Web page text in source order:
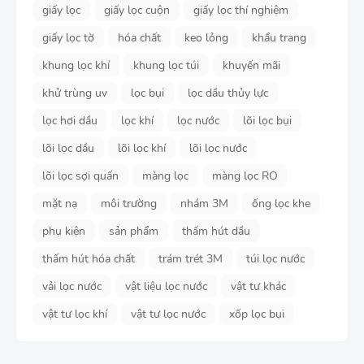
giấy lọc giấy lọc cuộn
giấy lọc thí nghiệm
giấy lọc tờ
hóa chất keo lỏng
khẩu trang
khung lọc khí
khung lọc túi
khuyến mãi
khử trùng uv
lọc bụi
lọc dầu thủy lực
lọc hơi dầu
lọc khí lọc nước
lõi lọc bụi
lõi lọc dầu
lõi lọc khí
lõi lọc nước
lõi lọc sợi quấn
màng lọc
màng lọc RO
mặt nạ
môi trường nhám 3M
ống lọc khe
phụ kiện
sản phẩm
thấm hút dầu
thấm hút hóa chất
trám trét 3M
túi lọc nước
vải lọc nước
vật liệu lọc nước
vật tư khác
vật tư lọc khí
vật tư lọc nước xốp lọc bụi